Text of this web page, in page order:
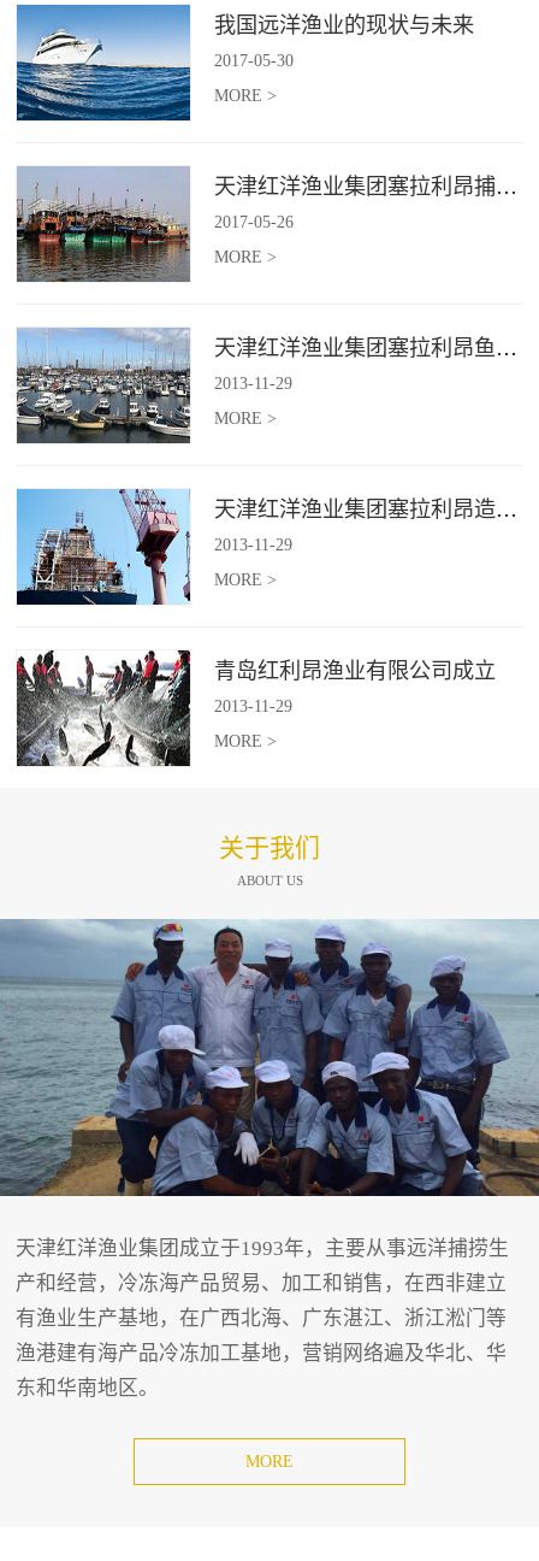
我国远洋渔业的现状与未来
2017-05-30
MORE >
天津红洋渔业集团塞拉利昂捕捞项目
2017-05-26
MORE >
天津红洋渔业集团塞拉利昂鱼粉项目
2013-11-29
MORE >
天津红洋渔业集团塞拉利昂造船项目
2013-11-29
MORE >
青岛红利昂渔业有限公司成立
2013-11-29
MORE >
关于我们
ABOUT US
天津红洋渔业集团成立于1993年，主要从事远洋捕捞生
产和经营，冷冻海产品贸易、加工和销售，在西非建立
有渔业生产基地，在广西北海、广东湛江、浙江淞门等
渔港建有海产品冷冻加工基地，营销网络遍及华北、华
东和华南地区。
MORE